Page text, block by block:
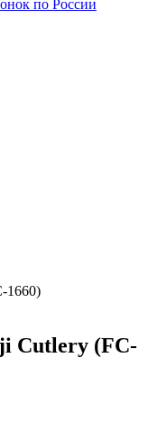
по России
1660)
Cutlery (FC-